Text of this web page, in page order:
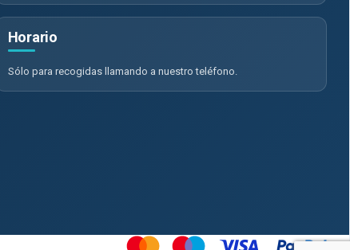
Horario
Sólo para recogidas llamando a nuestro teléfono.